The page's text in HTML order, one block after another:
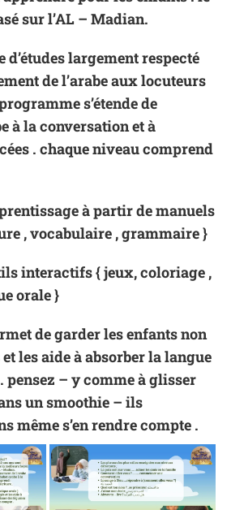
sur l’AL – Madian.
largement respecté
de l’arabe aux locuteurs
s’étende de
à la conversation et à
. chaque niveau comprend
à partir de manuels
, vocabulaire , grammaire }
interactifs { jeux, coloriage ,
orale}
de garder les enfants non
les aide à absorber la langue
pensez – y comme à glisser
un smoothie – ils
même s’en rendre compte .